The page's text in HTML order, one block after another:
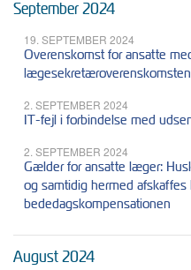
September 2024
19. SEPTEMBER 2024
Overenskomst for ansatte
2. SEPTEMBER 2024
IT-fejl i forbindelse med
2. SEPTEMBER 2024
Gælder for ansatte læger:
og samtidig hermed
bededagskompensationen
August 2024